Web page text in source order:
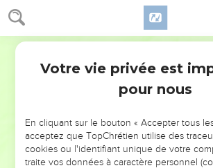
Jérémie 46
inexplorable, car ils sont plus nombreux
et on ne peut les compter.
24
main du peuple du nord.
L'Éternel des armées, le Dieu d'Israël,
et ses rois, le Pharaon et ceux qui se
et je les livrerai en la main de ceux qui
et en la main de Nebucadnetsar, roi de
Votre vie privée est
pour nous
En cliquant sur le bouton « Accepter tous
acceptez que TopChrétien utilise des
cookies ou l'identifiant unique de votre
traite vos données à caractère personnel